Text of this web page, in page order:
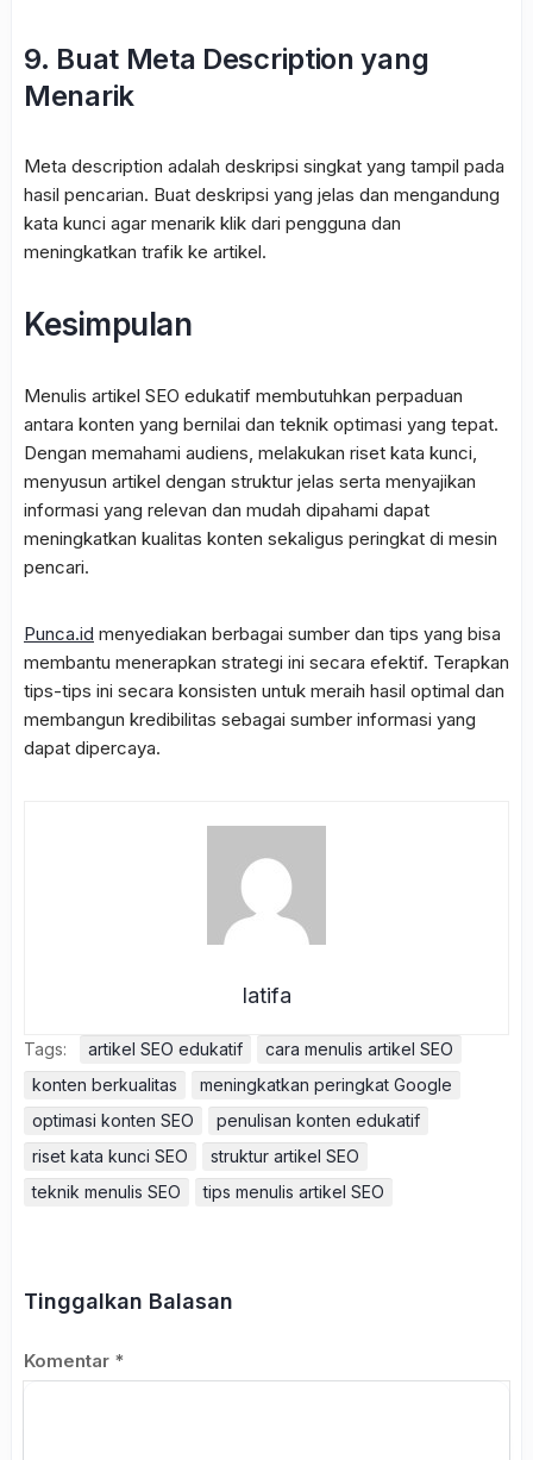
9. Buat Meta Description yang
Menarik
Meta description adalah deskripsi singkat yang tampil pada
hasil pencarian. Buat deskripsi yang jelas dan mengandung
kata kunci agar menarik klik dari pengguna dan
meningkatkan trafik ke artikel.
Kesimpulan
Menulis artikel SEO edukatif membutuhkan perpaduan
antara konten yang bernilai dan teknik optimasi yang tepat.
Dengan memahami audiens, melakukan riset kata kunci,
menyusun artikel dengan struktur jelas serta menyajikan
informasi yang relevan dan mudah dipahami dapat
meningkatkan kualitas konten sekaligus peringkat di mesin
pencari.
Punca.id menyediakan berbagai sumber dan tips yang bisa
membantu menerapkan strategi ini secara efektif. Terapkan
tips-tips ini secara konsisten untuk meraih hasil optimal dan
membangun kredibilitas sebagai sumber informasi yang
dapat dipercaya.
latifa
Tags: artikel SEO edukatif
cara menulis artikel SEO
konten berkualitas
meningkatkan peringkat Google
optimasi konten SEO
penulisan konten edukatif
riset kata kunci SEO
struktur artikel SEO
teknik menulis SEO
tips menulis artikel SEO
Tinggalkan Balasan
Komentar *